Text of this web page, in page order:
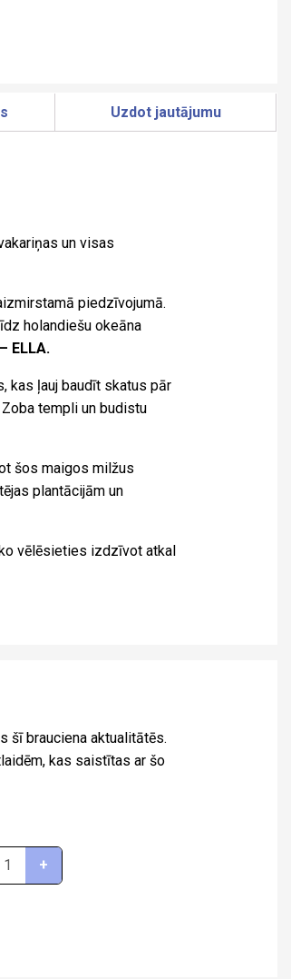
Uzdot jautājumu
un visas
piedzīvojumā.
holandiešu okeāna
ELLA.
kas ļauj baudīt skatus pār
templi un budistu
šos maigos milžus
plantācijām un
vēlēsieties izdzīvot atkal
šī brauciena aktualitātēs.
kas saistītas ar šo
+